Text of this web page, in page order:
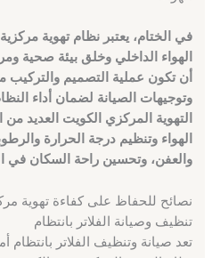
في الختام، يعتبر نظام تهوية
الهواء الداخلي وخلق بيئة صحية
أن تكون عملية التصميم والتركيب
وتوجيهات الصيانة لضمان أداء
التهوية المركزي الكويت العديد
الهواء وتنظيم درجة الحرارة
والعفن، وتحسين راحة السكان في
نصائح للحفاظ على كفاءة تهوية
تنظيف وصيانة الفلاتر بانتظام
تعد صيانة وتنظيف الفلاتر بانتظام